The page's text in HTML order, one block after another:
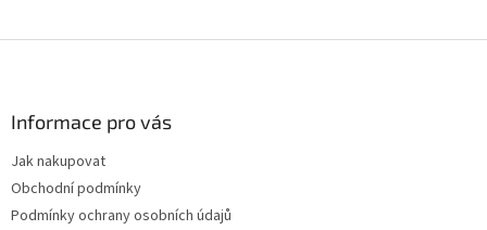
Informace pro vás
Jak nakupovat
Obchodní podmínky
Podmínky ochrany osobních údajů